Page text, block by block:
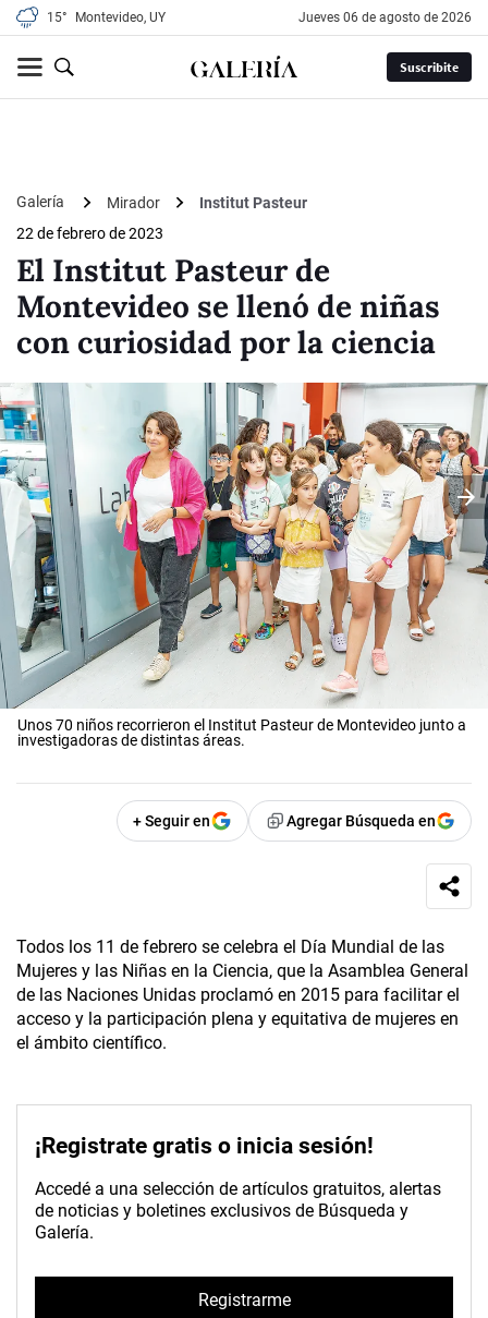
15° Montevideo, UY jueves 06 de agosto de 2026
Suscribite
Galería Mirador
Institut Pasteur
22 de febrero de 2023
El Institut Pasteur de
Montevideo se llenó de niñas
con curiosidad por la ciencia
Unos 70 niños recorrieron el Institut Pasteur de Montevideo junto a
investigadoras de distintas áreas.
+ Seguir en Agregar Búsqueda en
Todos los 11 de febrero se celebra el Día Mundial de las
Mujeres y las Niñas en la Ciencia, que la Asamblea General
de las Naciones Unidas proclamó en 2015 para facilitar el
acceso y la participación plena y equitativa de mujeres en
el ámbito científico.
¡Registrate gratis o inicia sesión!
Accedé a una selección de artículos gratuitos, alertas
de noticias y boletines exclusivos de Búsqueda y
Galería.
Registrarme